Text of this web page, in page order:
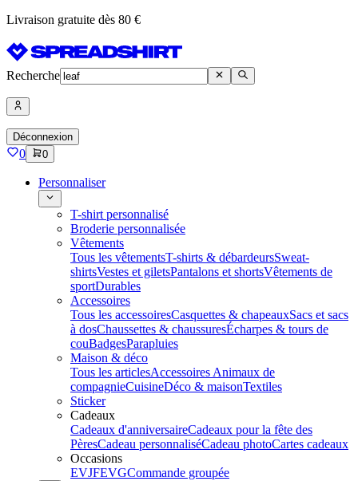
Livraison gratuite dès 80 €
Recherche
Déconnexion
0 0
Personnaliser
T-shirt personnalisé
Broderie personnalisée
Vêtements
Tous les vêtementsT-shirts & débardeursSweat-
shirtsVestes et giletsPantalons et shortsVêtements de
sportDurables
Accessoires
Tous les accessoiresCasquettes & chapeauxSacs et sacs
à dosChaussettes & chaussuresÉcharpes & tours de
couBadgesParapluies
Maison & déco
Tous les articlesAccessoires Animaux de
compagnieCuisineDéco & maisonTextiles
Sticker
Cadeaux
Cadeaux d'anniversaireCadeaux pour la fête des
PèresCadeau personnaliséCadeau photoCartes cadeaux
Occasions
EVJFEVGCommande groupée